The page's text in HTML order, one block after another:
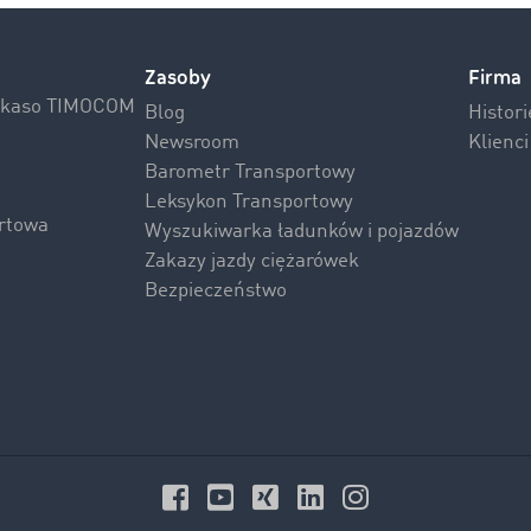
TIMOCOM
Zasoby
Blog
Newsroom
Barometr Transportowy
Leksykon Transportowy
Wyszukiwarka ładunków i pojazdów
Zakazy jazdy ciężarówek
Bezpieczeństwo
Firma